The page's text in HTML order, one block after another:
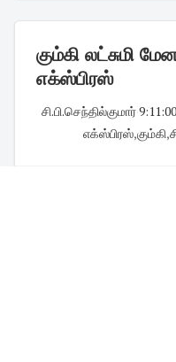
கும்கி லட்சுமி
எக்ஸ்பிரஸ்
சி.பி.செந்தில்குமார்·
எக்ஸ்பிரஸ்,கும்கி,